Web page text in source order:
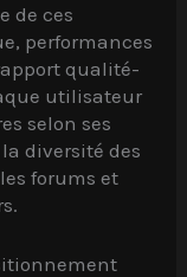
de ces
performances
qualité-
utilisateur
selon ses
diversité des
forums et